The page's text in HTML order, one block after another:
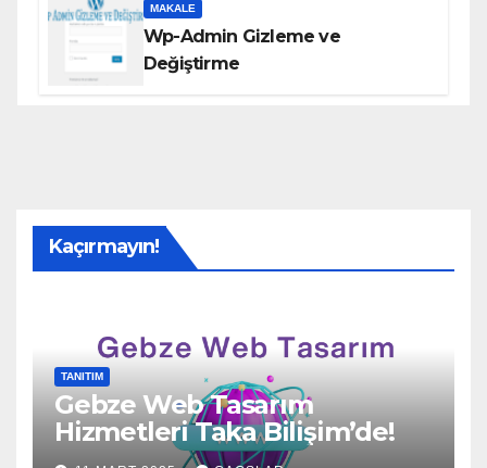
MAKALE
Wp-Admin Gizleme ve
Değiştirme
Kaçırmayın!
TANITIM
Gebze Web Tasarım
Hizmetleri Taka Bilişim’de!